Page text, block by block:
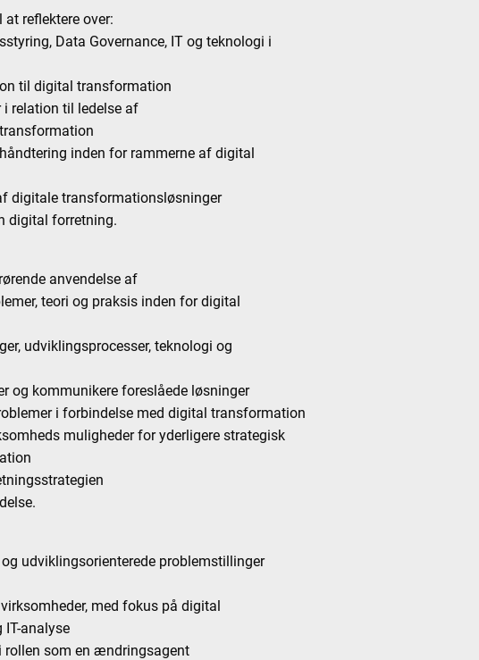
reflektere over:
Data Governance, IT og teknologi i
til digital transformation
i relation til ledelse af
inden for rammerne af digital
digitale transformationsløsninger
digital forretning.
anvendelse af
teori og praksis inden for digital
udviklingsprocesser, teknologi og
og kommunikere foreslåede løsninger
i forbindelse med digital transformation
muligheder for yderligere strategisk
udviklingsorienterede problemstillinger
med fokus på digital
analyse
som en ændringsagent